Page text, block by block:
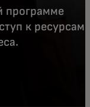
программе
к ресурсам